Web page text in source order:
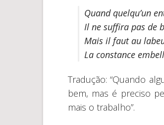
Quand quelqu’un
Il ne suffira pas de
Mais il faut au
La constance
Tradução: “Quando
bem, mas é preciso
mais o trabalho”.